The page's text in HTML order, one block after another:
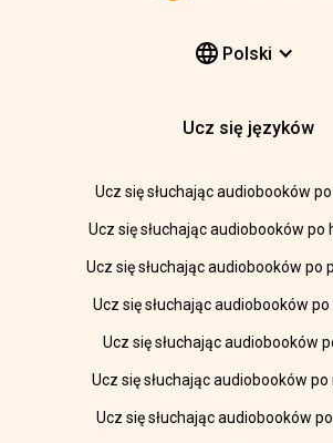
Polski
Ucz się języków
Ucz się słuchając audiobooków
Ucz się słuchając audiobooków po
Ucz się słuchając audiobooków po
Ucz się słuchając audiobooków
Ucz się słuchając audiobooków
Ucz się słuchając audiobooków
Ucz się słuchając audiobooków